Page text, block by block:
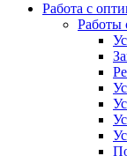
Работа с
Работы